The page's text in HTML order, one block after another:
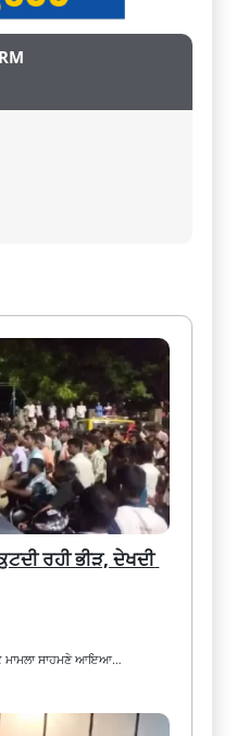
ਰਹੀ ਭੀੜ, ਦੇਖਦੀ
ਮਾਮਲਾ ਸਾਹਮਣੇ ਆਇਆ…